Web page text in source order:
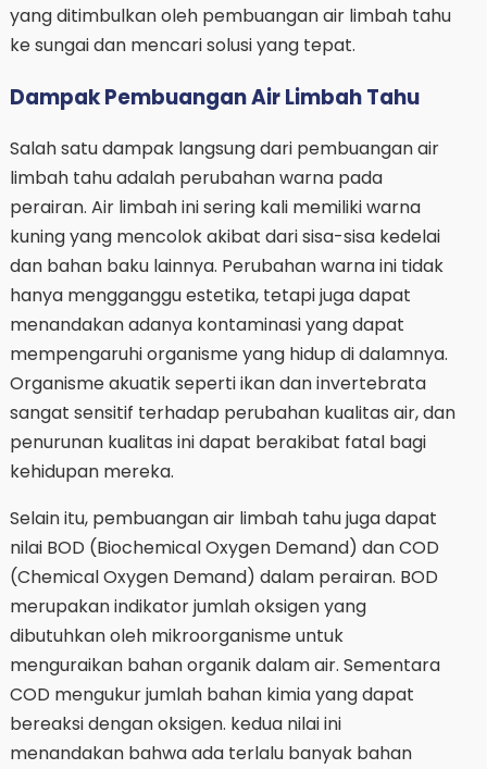
yang ditimbulkan oleh pembuangan air limbah tahu
ke sungai dan mencari solusi yang tepat.
Dampak Pembuangan Air Limbah Tahu
Salah satu dampak langsung dari pembuangan air
limbah tahu adalah perubahan warna pada
perairan. Air limbah ini sering kali memiliki warna
kuning yang mencolok akibat dari sisa-sisa kedelai
dan bahan baku lainnya. Perubahan warna ini tidak
hanya mengganggu estetika, tetapi juga dapat
menandakan adanya kontaminasi yang dapat
mempengaruhi organisme yang hidup di dalamnya.
Organisme akuatik seperti ikan dan invertebrata
sangat sensitif terhadap perubahan kualitas air, dan
penurunan kualitas ini dapat berakibat fatal bagi
kehidupan mereka.
Selain itu, pembuangan air limbah tahu juga dapat
nilai BOD (Biochemical Oxygen Demand) dan COD
(Chemical Oxygen Demand) dalam perairan. BOD
merupakan indikator jumlah oksigen yang
dibutuhkan oleh mikroorganisme untuk
menguraikan bahan organik dalam air. Sementara
COD mengukur jumlah bahan kimia yang dapat
bereaksi dengan oksigen. kedua nilai ini
menandakan bahwa ada terlalu banyak bahan